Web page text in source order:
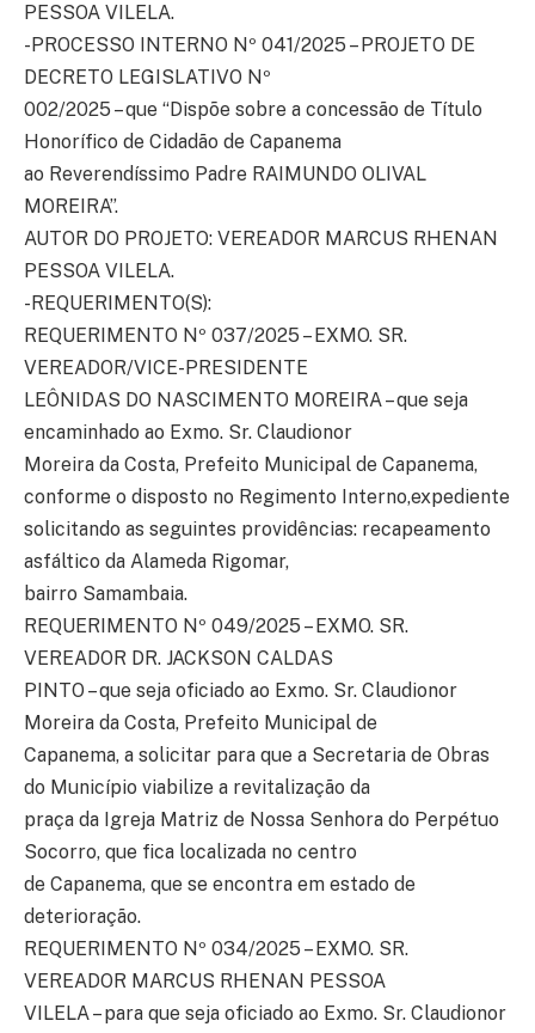
PESSOA VILELA.
-PROCESSO INTERNO Nº 041/2025 – PROJETO DE
DECRETO LEGISLATIVO Nº
002/2025 – que “Dispõe sobre a concessão de Título
Honorífico de Cidadão de Capanema
ao Reverendíssimo Padre RAIMUNDO OLIVAL
MOREIRA”.
AUTOR DO PROJETO: VEREADOR MARCUS RHENAN
PESSOA VILELA.
-REQUERIMENTO(S):
REQUERIMENTO Nº 037/2025 – EXMO. SR.
VEREADOR/VICE-PRESIDENTE
LEÔNIDAS DO NASCIMENTO MOREIRA – que seja
encaminhado ao Exmo. Sr. Claudionor
Moreira da Costa, Prefeito Municipal de Capanema,
conforme o disposto no Regimento Interno,expediente
solicitando as seguintes providências: recapeamento
asfáltico da Alameda Rigomar,
bairro Samambaia.
REQUERIMENTO Nº 049/2025 – EXMO. SR.
VEREADOR DR. JACKSON CALDAS
PINTO – que seja oficiado ao Exmo. Sr. Claudionor
Moreira da Costa, Prefeito Municipal de
Capanema, a solicitar para que a Secretaria de Obras
do Município viabilize a revitalização da
praça da Igreja Matriz de Nossa Senhora do Perpétuo
Socorro, que fica localizada no centro
de Capanema, que se encontra em estado de
deterioração.
REQUERIMENTO Nº 034/2025 – EXMO. SR.
VEREADOR MARCUS RHENAN PESSOA
VILELA – para que seja oficiado ao Exmo. Sr. Claudionor